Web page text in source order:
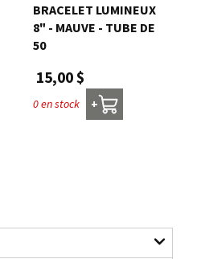
BRACELET LUMINEUX
8" - MAUVE - TUBE DE
50
15,00 $
0 en stock +